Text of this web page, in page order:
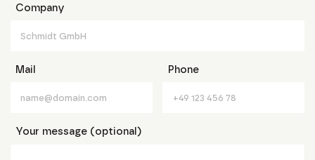
Company
Mail Phone
Your message (optional)